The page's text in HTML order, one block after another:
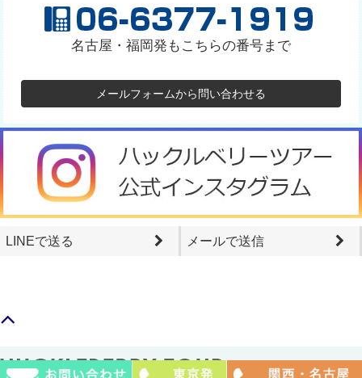
名古屋・福岡発もこちらの番号まで
メールフォームから問い合わせる
LINEで送る メールで送信